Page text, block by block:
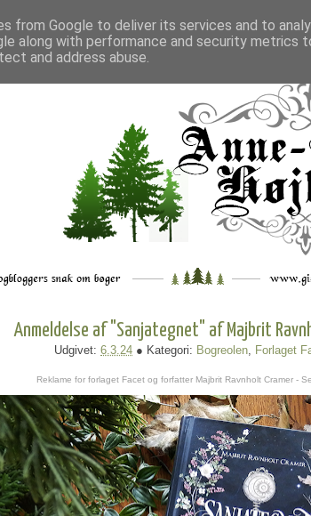
___ _. __
Anmeldelse af "Sanjategnet" af Majbrit
Udgivet: 6.3.24 ● Kategori: Bogreolen, Forlaget
Reklame for forlaget Facet og forfatter Majbrit Ravnholt Cramer -
from Google to deliver its services and to
along with performance and security metrics
and address abuse.